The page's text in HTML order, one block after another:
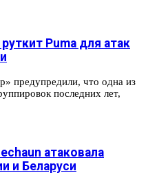
Puma для атак
предупредили, что одна из
последних лет,
атаковала
и Беларуси